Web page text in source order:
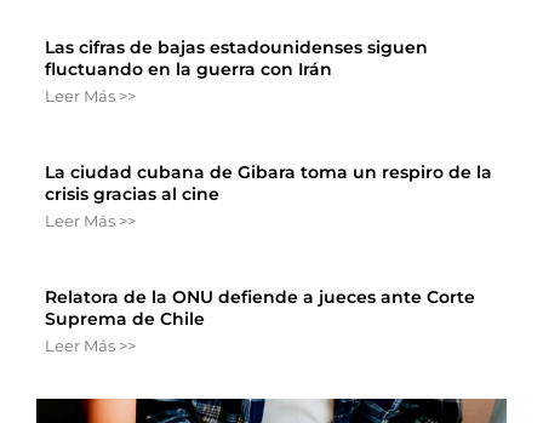
Las cifras de bajas estadounidenses siguen
fluctuando en la guerra con Irán
Leer Más >>
La ciudad cubana de Gibara toma un respiro de la
crisis gracias al cine
Leer Más >>
Relatora de la ONU defiende a jueces ante Corte
Suprema de Chile
Leer Más >>